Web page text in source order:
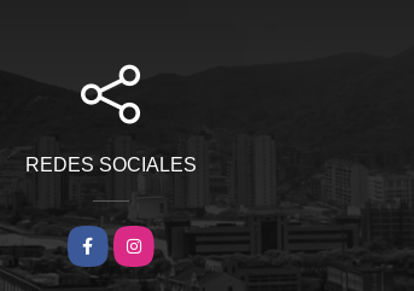
REDES SOCIALES
Facebook
Instagram